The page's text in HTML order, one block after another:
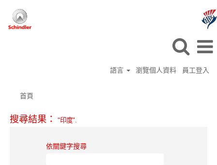
語言 瀏覽個人資料 員工登入
首頁
搜尋結果： "印度".
依關鍵字搜尋